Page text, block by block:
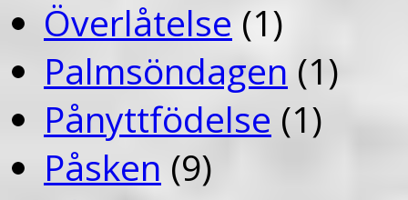
Överlåtelse (1)
Palmsöndagen (1)
Pånyttfödelse (1)
Påsken (9)